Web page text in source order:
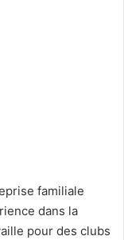
familiale
dans la
pour des clubs